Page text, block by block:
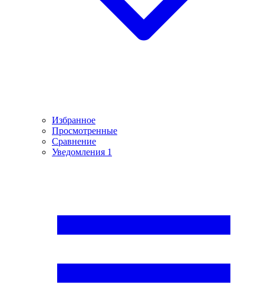
Избранное
Просмотренные
Сравнение
Уведомления 1